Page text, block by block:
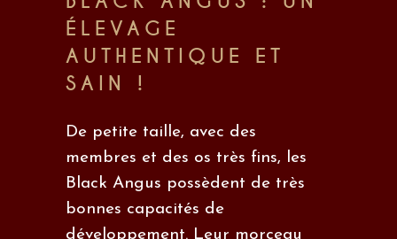
ÉLEVAGE
AUTHENTIQUE ET
SAIN !
De petite taille, avec des
membres et des os très fins, les
Black Angus possèdent de très
bonnes capacités de
développement. Leur morceau